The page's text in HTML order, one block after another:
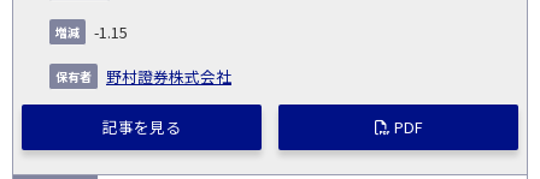
-1.15
野村證券株式会社
記事を見る PDF